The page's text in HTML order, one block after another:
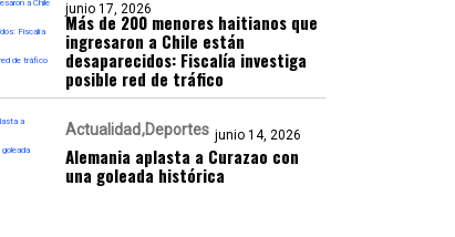
junio 17, 2026
Más de 200 menores haitianos que
ingresaron a Chile están
desaparecidos: Fiscalía investiga
posible red de tráfico
Actualidad Deportes junio 14, 2026
Alemania aplasta a Curazao con
una goleada histórica